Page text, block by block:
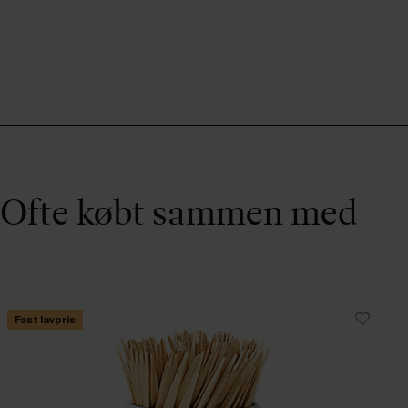
Ofte købt sammen med
Fast lavpris